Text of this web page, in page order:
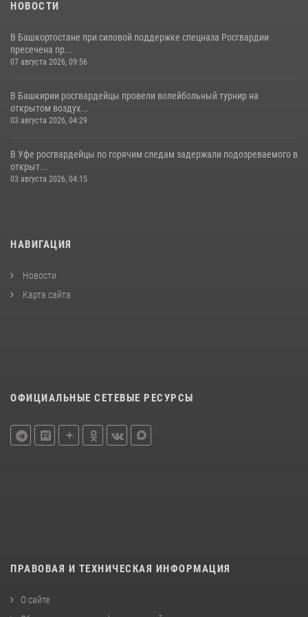
НОВОСТИ
В Башкортостане при силовой поддержке спецназа Росгвардии
пресечена пр...
07 августа 2026, 09:56
В Башкирии росгвардейцы провели волейбольный турнир на
открытом воздух...
03 августа 2026, 04:29
В Уфе росгвардейцы по горячим следам задержали подозреваемого в
открыт...
03 августа 2026, 04:15
НАВИГАЦИЯ
Новости
Карта сайта
ОФИЦИАЛЬНЫЕ СЕТЕВЫЕ РЕСУРСЫ
ПРАВОВАЯ И ТЕХНИЧЕСКАЯ ИНФОРМАЦИЯ
О сайте